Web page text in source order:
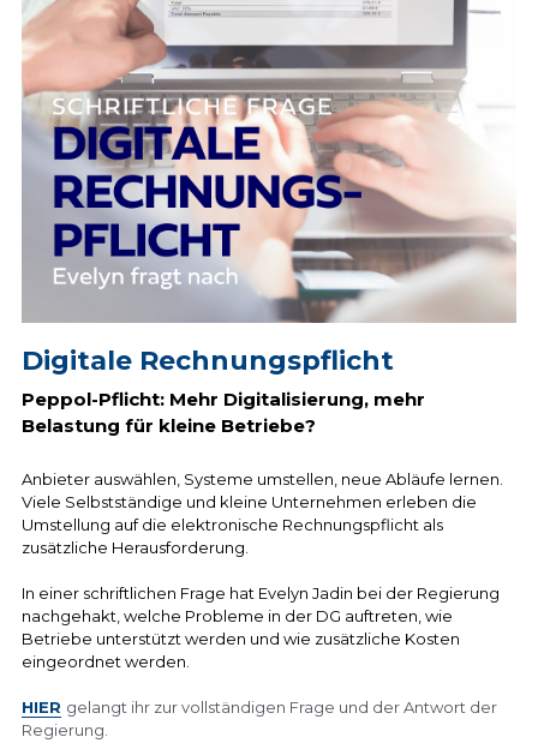
Digitale Rechnungspflicht
Peppol-Pflicht: Mehr Digitalisierung, mehr
Belastung für kleine Betriebe?
Anbieter auswählen, Systeme umstellen, neue Abläufe lernen.
Viele Selbstständige und kleine Unternehmen erleben die
Umstellung auf die elektronische Rechnungspflicht als
zusätzliche Herausforderung.
In einer schriftlichen Frage hat Evelyn Jadin bei der Regierung
nachgehakt, welche Probleme in der DG auftreten, wie
Betriebe unterstützt werden und wie zusätzliche Kosten
eingeordnet werden.
HIER gelangt ihr zur vollständigen Frage und der Antwort der
Regierung.